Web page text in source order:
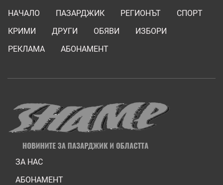
НАЧАЛО ПАЗАРДЖИК РЕГИОНЪТ
СПОРТ
КРИМИ
ДРУГИ ОБЯВИ
ИЗБОРИ
РЕКЛАМА
АБОНАМЕНТ
ЗА НАС
АБОНАМЕНТ